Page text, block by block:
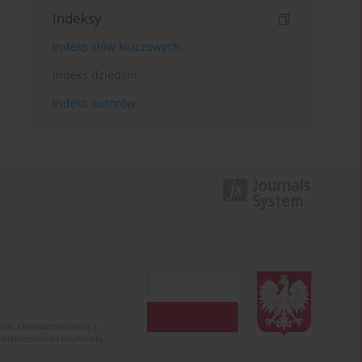
Indeksy
Indeks słów kluczowych
Indeks dziedzin
Indeks autorów